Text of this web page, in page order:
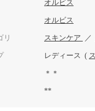
オルビス
オルビス
リ スキンケア ／
レディース (
＊＊
**